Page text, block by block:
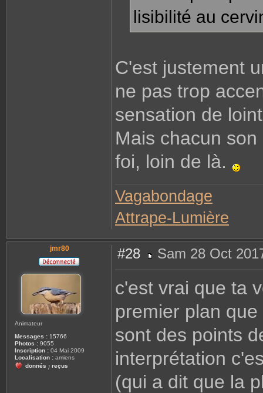
lisibilité au
C'est justement
ne pas trop
sensation de
Mais chacun
foi, loin de là.
Vagabondage
Attrape-Lumière
jmr80
Animateur
Messages : 15766
Photos : 9055
Inscription : 04 Mai 2009
Localisation : amiens
donnés / reçus
#28
e
Sam 28 Oct
c'est vrai que ta
premier plan
sont des points
interprétation
(qui a dit que la